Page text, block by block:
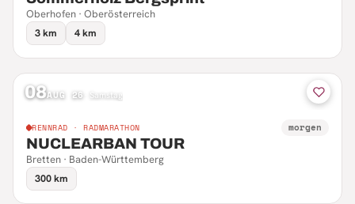
Oberhofen · Oberösterreich
3 km
4 km
08AUG 26 Samstag
RENNRAD · RADMARATHON morgen
NUCLEARBAN TOUR
Bretten · Baden-Württemberg
300 km